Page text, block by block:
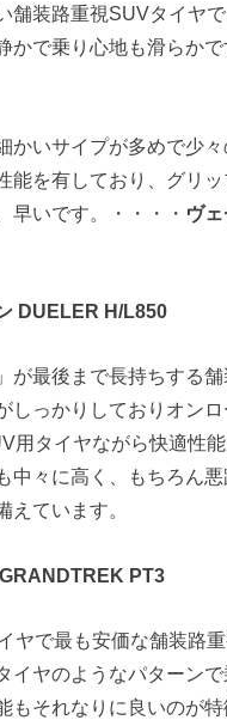
舗装路重視SUVタイヤ
かで乗り心地も滑らか
かいサイプが多めで少
能を有しており、グリ
早いです。・・・・ ヴ
DUELER H/L850
が最後まで長持ちする
しっかりしておりオン
用タイヤながら快適性
中々に高く、もちろん
えています。
GRANDTREK PT3
ヤで最も安価な舗装路重
イヤのようなパターン
もそれなりに良いのが特